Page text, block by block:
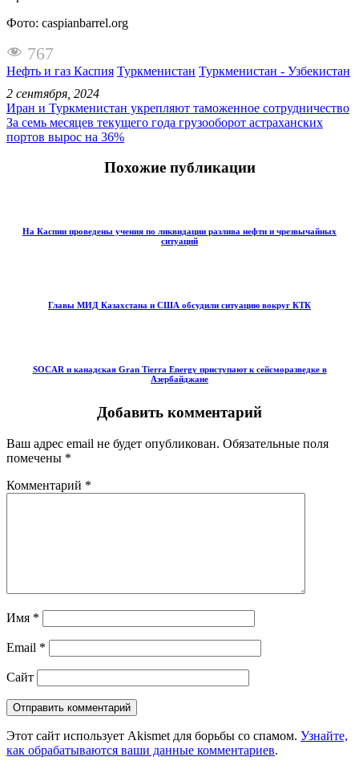
Фото: caspianbarrel.org
767
Нефть и газ Каспия Туркменистан Туркменистан - Узбекистан
2 сентября, 2024
Иран и Туркменистан укрепляют таможенное сотрудничество
За семь месяцев текущего года грузооборот астраханских
портов вырос на 36%
Похожие публикации
На Каспии проведены учения по ликвидации разлива нефти и чрезвычайных
ситуаций
Главы МИД Казахстана и США обсудили ситуацию вокруг КТК
SOCAR и канадская Gran Tierra Energy приступают к сейсморазведке в
Азербайджане
Добавить комментарий
Ваш адрес email не будет опубликован. Обязательные поля
помечены *
Комментарий *
Имя *
Email *
Сайт
Этот сайт использует Akismet для борьбы со спамом. Узнайте,
как обрабатываются ваши данные комментариев.